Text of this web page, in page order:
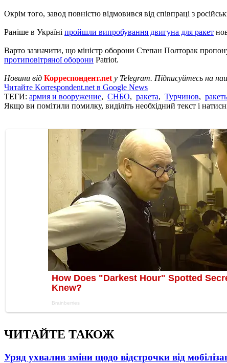
Окрім того, завод повністю відмовився від співпраці з
Раніше в Україні пройшли випробування двигуна для ракет
Варто зазначити, що міністр оборони Степан Полторак
протиповітряної оборони Patriot.
Новини від Корреспондент.net у Telegram. Підписуйтесь на
Читайте Korrespondent.net в Google News
ТЕГИ: армия и вооружение, СНБО, ракета, Турчинов,
Якщо ви помітили помилку, виділіть необхідний текст і
ЧИТАЙТЕ ТАКОЖ
Уряд ухвалив зміни щодо відстрочки від